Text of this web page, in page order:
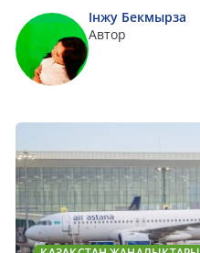
Інжу Бекмырза
Автор